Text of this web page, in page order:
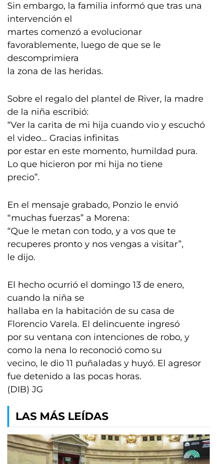
Sin embargo, la familia informó que tras una
intervención el
martes comenzó a evolucionar
favorablemente, luego de que se le
descomprimiera
la zona de las heridas.
Sobre el regalo del plantel de River, la madre
de la niña escribió:
“Ver la carita de mi hija cuando vio y escuchó
el video… Gracias infinitas
por estar en este momento, humildad pura.
Lo que hicieron por mi hija no tiene
precio”.
En el mensaje grabado, Ponzio le envió
“muchas fuerzas” a Morena:
“Que le metan con todo, y a vos que te
recuperes pronto y nos vengas a visitar”,
le dijo.
El hecho ocurrió el domingo 13 de enero,
cuando la niña se
hallaba en la habitación de su casa de
Florencio Varela. El delincuente ingresó
por su ventana con intenciones de robo, y
como la nena lo reconoció como su
vecino, le dio 11 puñaladas y huyó. El agresor
fue detenido a las pocas horas.
(DIB) JG
LAS MÁS LEÍDAS